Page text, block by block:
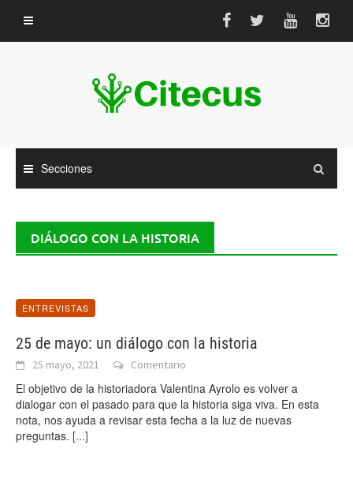
contenido
Secciones
DIÁLOGO CON LA HISTORIA
ENTREVISTAS
25 de mayo: un diálogo con la historia
25 mayo, 2021 Comentario
El objetivo de la historiadora Valentina Ayrolo es volver a
dialogar con el pasado para que la historia siga viva. En esta
nota, nos ayuda a revisar esta fecha a la luz de nuevas
preguntas. [...]